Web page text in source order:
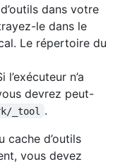
dans votre
le dans le
Le répertoire du
l’exécuteur n’a
devrez peut-
_tool
.
cache d’outils
vous devez